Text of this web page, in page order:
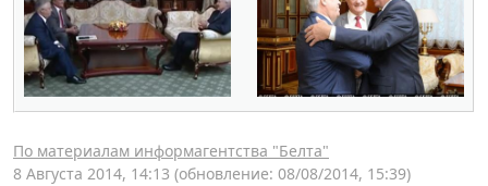
По материалам информагентства "Белта"
8 Августа 2014, 14:13 (обновление: 08/08/2014, 15:39)